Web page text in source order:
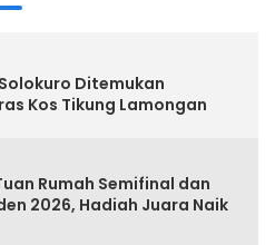
Ditemukan
Kos Tikung Lamongan
Rumah Semifinal dan
2026, Hadiah Juara Naik